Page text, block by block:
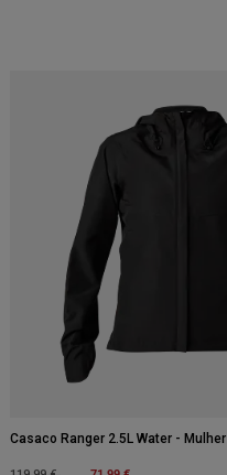
Casaco Ranger 2.5L Water - Mulher
Price reduced from
to